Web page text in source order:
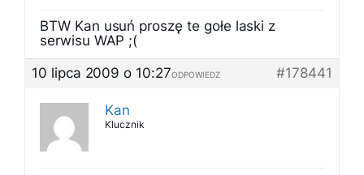
BTW Kan usuń proszę te gołe laski z
serwisu WAP ;(
10 lipca 2009 o 10:27
#178441
ODPOWIEDZ
Kan
Klucznik